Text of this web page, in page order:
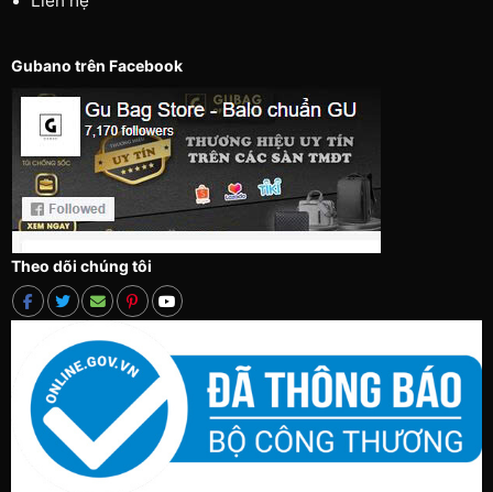
Gubano trên Facebook
Theo dõi chúng tôi